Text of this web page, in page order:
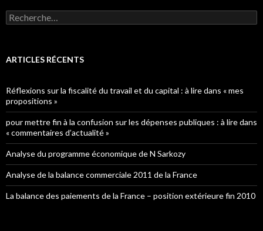
Rechercher :
ARTICLES RÉCENTS
Réflexions sur la fiscalité du travail et du capital : à lire dans « mes
propositions »
pour mettre fin à la confusion sur les dépenses publiques : à lire dans
« commentaires d’actualité »
Analyse du programme économique de N Sarkozy
Analyse de la balance commerciale 2011 de la France
La balance des paiements de la France – position extérieure fin 2010